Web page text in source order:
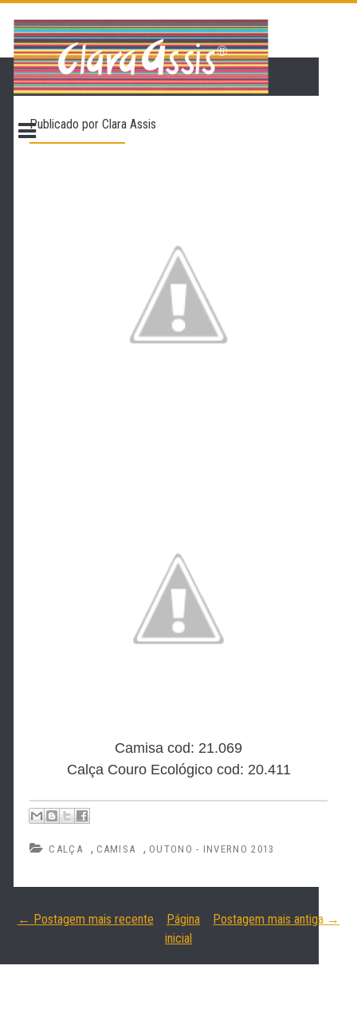
PÁGINA INICIAL
LOJA VIRTUAL
CONTATO
Publicado porClara Assis
Camisa cod: 21.069
Calça Couro Ecológico cod: 20.411
CALÇA , CAMISA , OUTONO - INVERNO 2013
← Postagem mais recente Postagem mais antiga →
Página
inicial